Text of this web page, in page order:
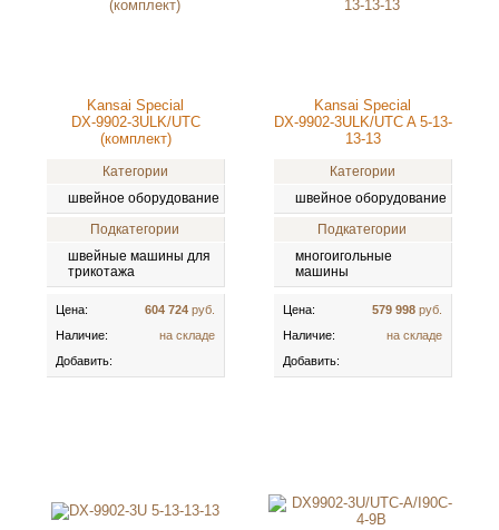
Kansai Special
DX-9902-3ULK/UTC
(комплект)
Категории
швейное оборудование
Подкатегории
швейные машины для
трикотажа
Цена: 604 724руб.
Наличие:
на складе
Добавить:
Kansai Special
DX-9902-3ULK/UTC A 5-13-
13-13
Категории
швейное оборудование
Подкатегории
многоигольные
машины
Цена: 579 998руб.
Наличие:
на складе
Добавить: